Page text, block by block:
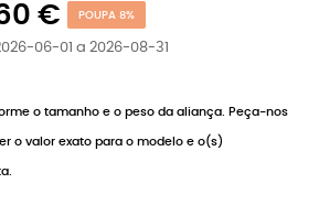
€ POUPA 8%
06-01 a 2026-08-31
o tamanho e o peso da aliança. Peça-nos
o valor exato para o modelo e o(s)